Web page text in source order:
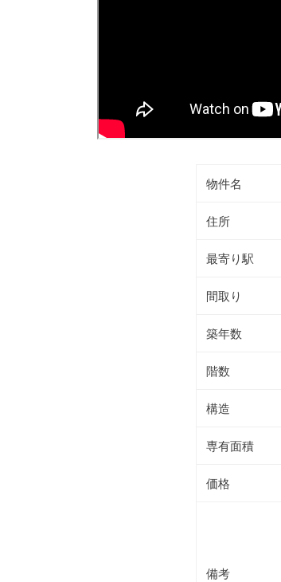
物件名
住所
最寄り駅
間取り
築年数
階数
構造
専有面積
価格
備考